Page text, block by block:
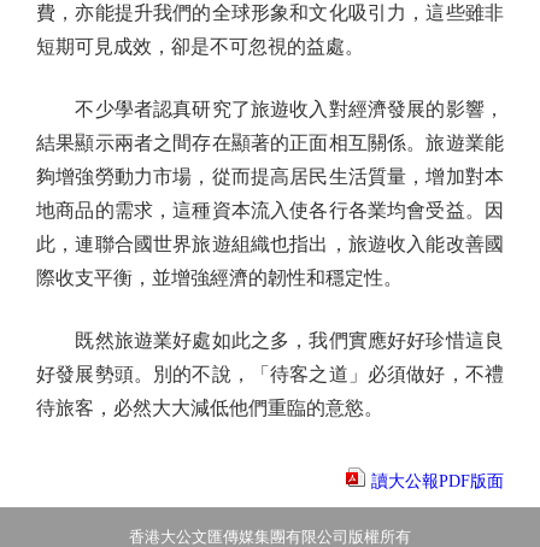
費，亦能提升我們的全球形象和文化吸引力，這些雖非
短期可見成效，卻是不可忽視的益處。
不少學者認真研究了旅遊收入對經濟發展的影響，
結果顯示兩者之間存在顯著的正面相互關係。旅遊業能
夠增強勞動力市場，從而提高居民生活質量，增加對本
地商品的需求，這種資本流入使各行各業均會受益。因
此，連聯合國世界旅遊組織也指出，旅遊收入能改善國
際收支平衡，並增強經濟的韌性和穩定性。
既然旅遊業好處如此之多，我們實應好好珍惜這良
好發展勢頭。別的不說，「待客之道」必須做好，不禮
待旅客，必然大大減低他們重臨的意慾。
讀大公報PDF版面
香港大公文匯傳媒集團有限公司版權所有